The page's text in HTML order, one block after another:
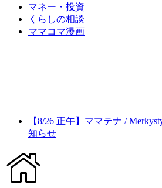
マネー・投資
くらしの相談
ママコマ漫画
【8/26 正午】ママテナ /
知らせ